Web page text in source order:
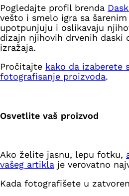
Pogledajte profil brenda
vešto i smelo igra sa
upotpunjuju i oslikavaju
dizajn njihovih drvenih daski
izražaja.
Pročitajte kako da izaberete
fotografisanje proizvoda.
Osvetlite vaš proizvod
Ako želite jasnu, lepu fotku,
vašeg artikla je verovatno
Kada fotografišete u